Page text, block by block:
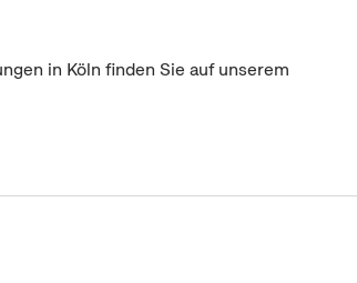
in Köln finden Sie auf unserem